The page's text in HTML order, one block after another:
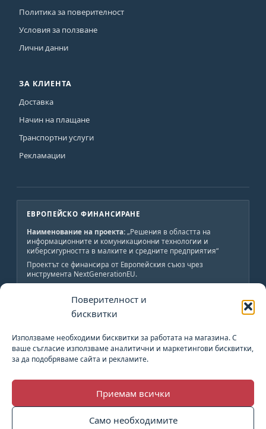
Поверителност и
бисквитки
Използваме необходими бисквитки за работата на магазина. С
ваше съгласие използваме аналитични и маркетингови бисквитки,
за да подобряваме сайта и рекламите.
Приемам всички
Само необходимите
Политика за поверителност
Условия за ползване
Лични данни
ЗА КЛИЕНТА
Доставка
Начин на плащане
Транспортни услуги
Рекламации
ЕВРОПЕЙСКО ФИНАНСИРАНЕ
Наименование на проекта: „Решения в областта на
информационните и комуникационни технологии и
киберсигурността в малките и средните предприятия“
Проектът се финансира от Европейския съюз чрез
инструмента NextGenerationEU.
Обща стойност:19 800 лв., от които 19 800 лв.
безвъзмездно финансиране.
Европейски Социален Фонд